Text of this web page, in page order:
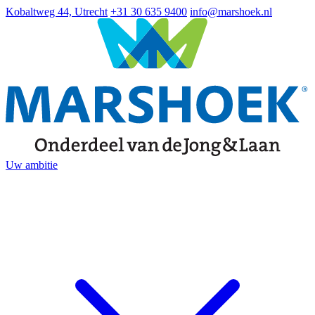
Kobaltweg 44, Utrecht +31 30 635 9400 info@marshoek.nl
Uw ambitie